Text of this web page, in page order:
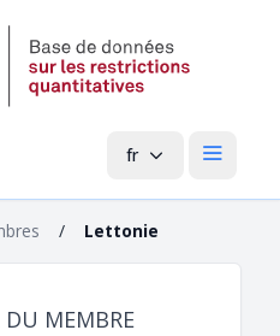
fr Menu
/ Lettonie
DU MEMBRE